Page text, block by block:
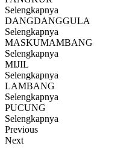
Selengkapnya
DANGDANGGULA
Selengkapnya
MASKUMAMBANG
Selengkapnya
MIJIL
Selengkapnya
LAMBANG
Selengkapnya
PUCUNG
Selengkapnya
Previous
Next